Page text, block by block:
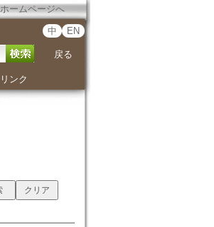
ホームページへ
中 EN
戻る
リンク